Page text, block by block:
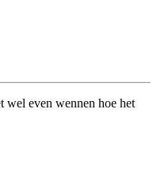
wel even wennen hoe het